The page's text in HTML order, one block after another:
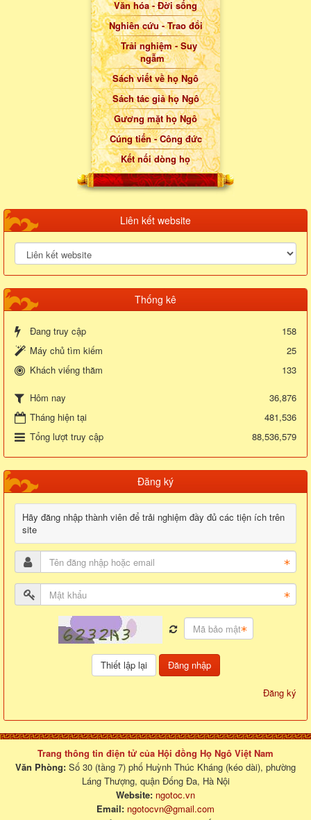
Văn hóa - Đời sống
Nghiên cứu - Trao đổi
Trải nghiệm - Suy
ngẫm
Sách viết về họ Ngô
Sách tác giả họ Ngô
Gương mặt họ Ngô
Cúng tiến - Công đức
Kết nối dòng họ
Liên kết website
Thống kê
Đang truy cập
158
Máy chủ tìm kiếm
25
Khách viếng thăm
133
Hôm nay
36,876
Tháng hiện tại
481,536
Tổng lượt truy cập
88,536,579
Đăng ký
Hãy đăng nhập thành viên để trải nghiệm đầy đủ các tiện ích trên
site
Đăng nhập
Đăng ký
Trang thông tin điện tử của Hội đồng Họ Ngô Việt Nam
Văn Phòng: Số 30 (tầng 7) phố Huỳnh Thúc Kháng (kéo dài), phường
Láng Thượng, quận Đống Đa, Hà Nội
Website: ngotoc.vn
Email: ngotocvn@gmail.com